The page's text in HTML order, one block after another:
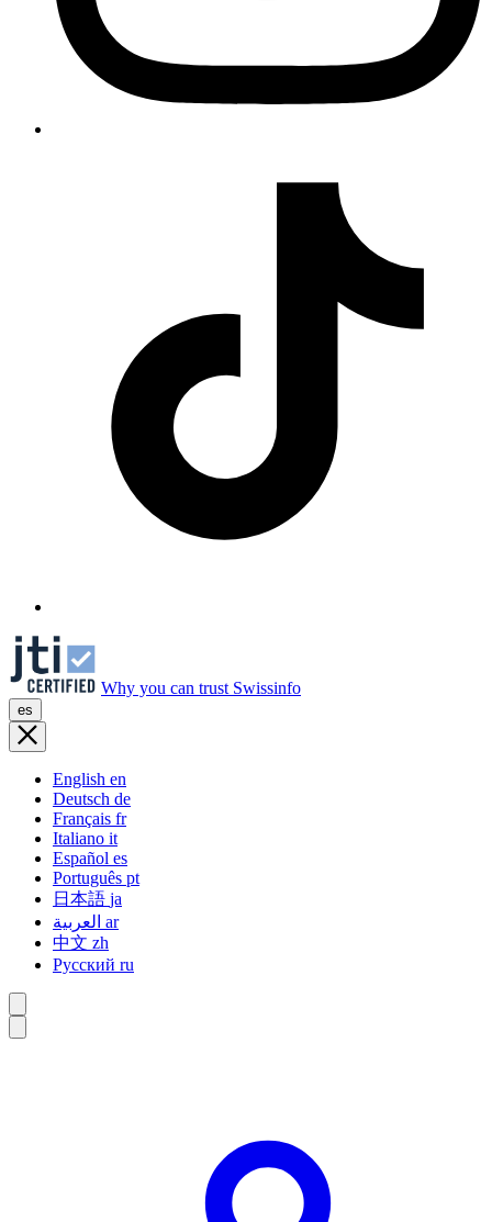
Why you can trust Swissinfo
es
English en
Deutsch de
Français fr
Italiano it
Español es
Português pt
日本語 ja
ar
中文 zh
Русский ru